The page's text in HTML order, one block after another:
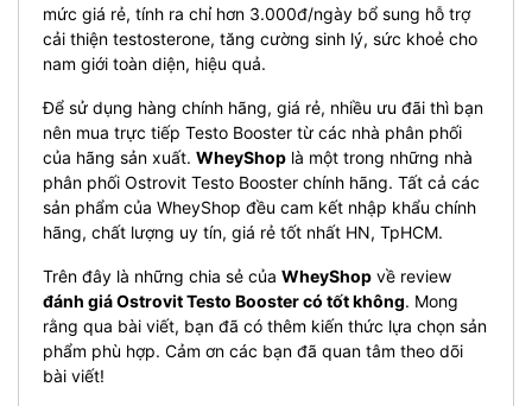
mức giá rẻ, tính ra chỉ hơn 3.000đ/ngày bổ sung hỗ trợ
cải thiện testosterone, tăng cường sinh lý, sức khoẻ cho
nam giới toàn diện, hiệu quả.
Để sử dụng hàng chính hãng, giá rẻ, nhiều ưu đãi thì bạn
nên mua trực tiếp Testo Booster từ các nhà phân phối
của hãng sản xuất. WheyShop là một trong những nhà
phân phối Ostrovit Testo Booster chính hãng. Tất cả các
sản phẩm của WheyShop đều cam kết nhập khẩu chính
hãng, chất lượng uy tín, giá rẻ tốt nhất HN, TpHCM.
Trên đây là những chia sẻ của WheyShop về review
đánh giá Ostrovit Testo Booster có tốt không. Mong
rằng qua bài viết, bạn đã có thêm kiến thức lựa chọn sản
phẩm phù hợp. Cảm ơn các bạn đã quan tâm theo dõi
bài viết!